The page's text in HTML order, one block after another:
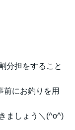
分担をすること
前にお釣りを用
ましょう＼(^o^)